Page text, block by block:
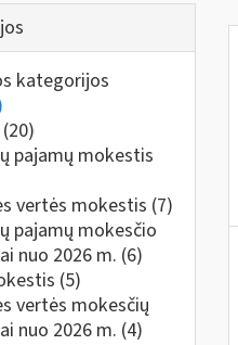
kategorijos
(20)
pajamų mokestis
vertės mokestis (7)
pajamų mokesčio
nuo 2026 m. (6)
(5)
vertės mokesčių
nuo 2026 m. (4)